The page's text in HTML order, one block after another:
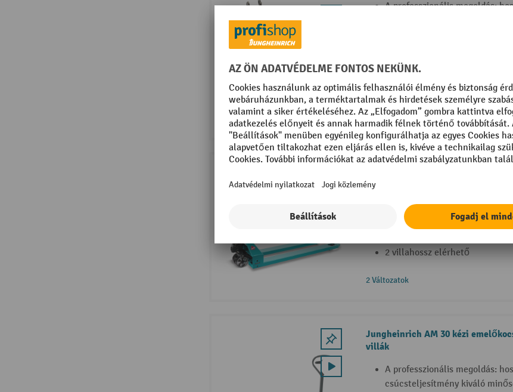
A professzionális megoldás:
csúcsteljesítmény kiváló
Folyamatos használatra és
feladatokhoz a
raktározásban és fuvarozásban
Különböző hosszúságú,
alkalmazáshoz
5 Változatok
Az iparági szabvány: tartós
anyagok használatának
Állandó teljesítmény az
2 villahossz elérhető
2 Változatok
Jungheinrich AM 30 kézi
villák
A professzionális megoldás:
csúcsteljesítmény kiváló